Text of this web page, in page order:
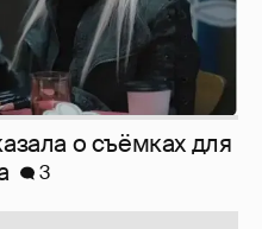
о съёмках для
3